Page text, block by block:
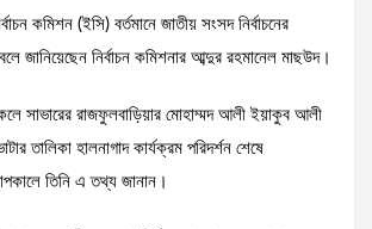
কমিশন (ইসি) বর্তমানে জাতীয় সংসদ নির্বাচনের
জানিয়েছেন নির্বাচন কমিশনার আব্দুর রহমানেল মাছউদ।
সাভারের রাজফুলবাড়িয়ার মোহাম্মদ আলী ইয়াকুব আলী
তালিকা হালনাগাদ কার্যক্রম পরিদর্শন শেষে
তিনি এ তথ্য জানান।